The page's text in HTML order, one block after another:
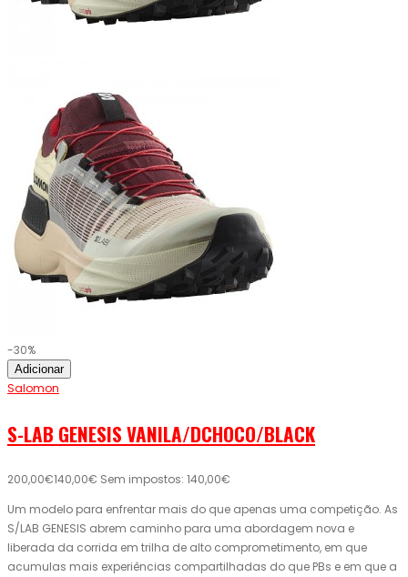
-30%
Adicionar
Salomon
S-LAB GENESIS VANILA/DCHOCO/BLACK
200,00€140,00€ Sem impostos: 140,00€
Um modelo para enfrentar mais do que apenas uma competição. As
S/LAB GENESIS abrem caminho para uma abordagem nova e
liberada da corrida em trilha de alto comprometimento, em que
acumulas mais experiências compartilhadas do que PBs e em que a